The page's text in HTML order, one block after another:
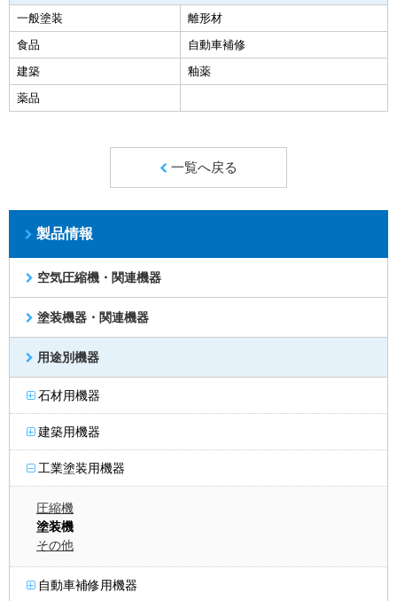
一般塗装
離形材
食品
自動車補修
建築
釉薬
薬品
一覧へ戻る
製品情報
空気圧縮機・関連機器
塗装機器・関連機器
用途別機器
石材用機器
建築用機器
工業塗装用機器
圧縮機
塗装機
その他
自動車補修用機器